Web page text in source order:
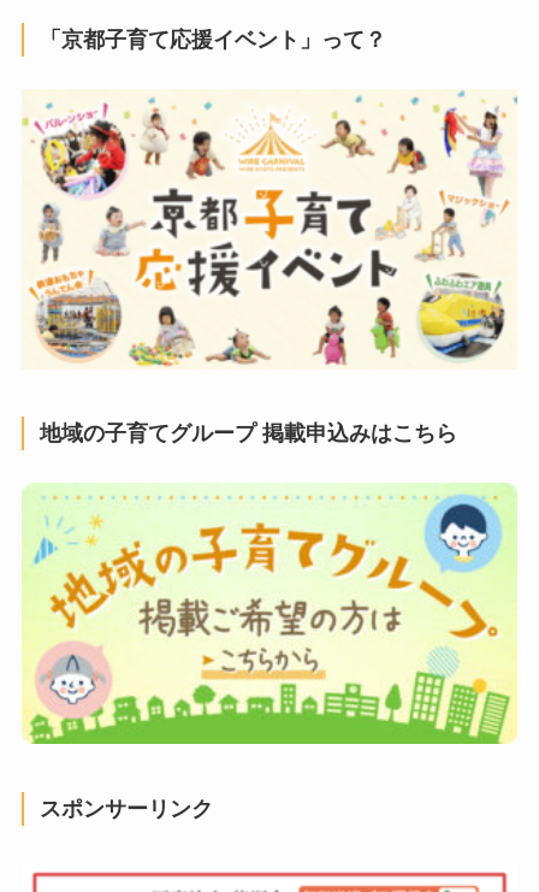
「京都子育て応援イベント」って？
地域の子育てグループ 掲載申込みはこちら
スポンサーリンク